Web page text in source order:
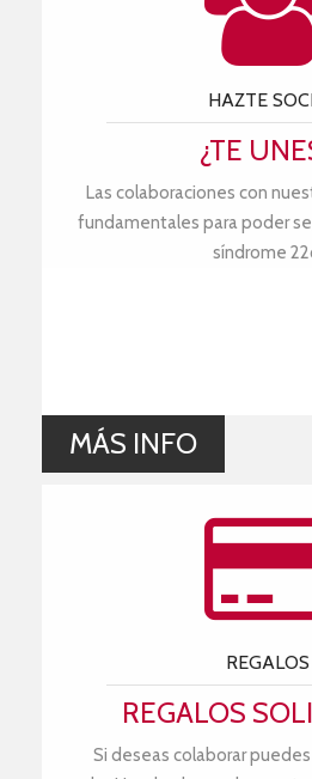
HAZTE
¿TE
Las colaboraciones con
fundamentales para poder
síndrome
MÁS INFO
REGALOS
REGALOS
Si deseas colaborar